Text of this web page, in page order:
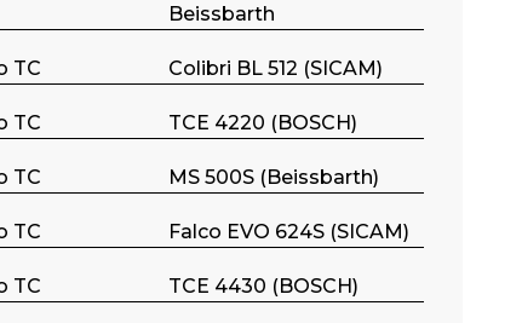
Beissbarth
TC Colibri BL 512 (SICAM)
TC TCE 4220 (BOSCH)
TC MS 500S (Beissbarth)
TC Falco EVO 624S (SICAM)
TC TCE 4430 (BOSCH)